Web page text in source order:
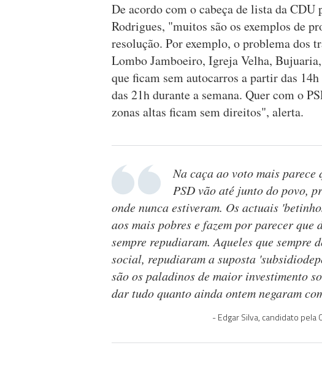
De acordo com o cabeça de lista da CDU
Rodrigues, "muitos são os exemplos de
resolução. Por exemplo, o problema dos
Lombo Jamboeiro, Igreja Velha,
que ficam sem autocarros a partir das
das 21h durante a semana. Quer com o
zonas altas ficam sem direitos", alerta.
Na caça ao voto mais
PSD vão até junto do povo,
onde nunca estiveram. Os actuais
aos mais pobres e fazem por parecer
sempre repudiaram. Aqueles que sempre
social, repudiaram a suposta
são os paladinos de maior investimento
dar tudo quanto ainda ontem negaram
Edgar Silva, candidato pela